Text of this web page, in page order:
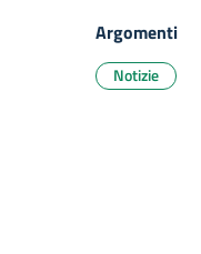
Argomenti
Notizie